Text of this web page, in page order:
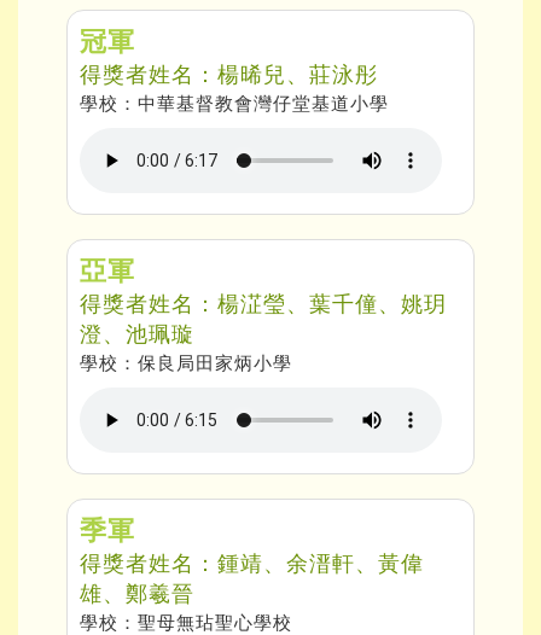
冠軍
得獎者姓名：楊晞兒、莊泳彤
學校：中華基督教會灣仔堂基道小學
亞軍
得獎者姓名：楊淽瑩、葉千僮、姚玥
澄、池珮璇
學校：保良局田家炳小學
季軍
得獎者姓名：鍾靖、余溍軒、黃偉
雄、鄭羲晉
學校：聖母無玷聖心學校